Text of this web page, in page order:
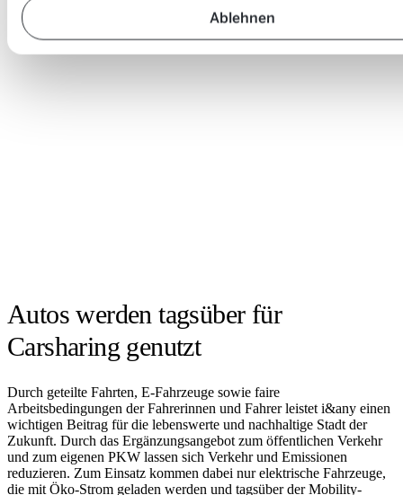
Ablehnen
Autos werden tagsüber für
Carsharing genutzt
Durch geteilte Fahrten, E-Fahrzeuge sowie faire
Arbeitsbedingungen der Fahrerinnen und Fahrer leistet i&any einen
wichtigen Beitrag für die lebenswerte und nachhaltige Stadt der
Zukunft. Durch das Ergänzungsangebot zum öffentlichen Verkehr
und zum eigenen PKW lassen sich Verkehr und Emissionen
reduzieren. Zum Einsatz kommen dabei nur elektrische Fahrzeuge,
die mit Öko-Strom geladen werden und tagsüber der Mobility-